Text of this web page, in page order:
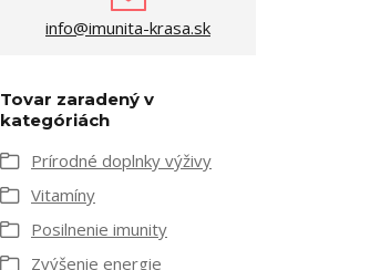
info@imunita-krasa.sk
Tovar zaradený v
kategóriách
Prírodné doplnky výživy
Vitamíny
Posilnenie imunity
Zvýšenie energie